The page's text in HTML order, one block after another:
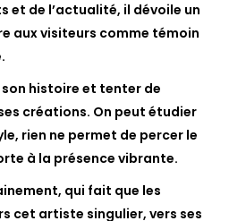
et de l’actualité, il dévoile un
aux visiteurs comme témoin
histoire et tenter de
créations. On peut étudier
rien ne permet de percer le
à la présence vibrante.
qui fait que les
cet artiste singulier, vers ses